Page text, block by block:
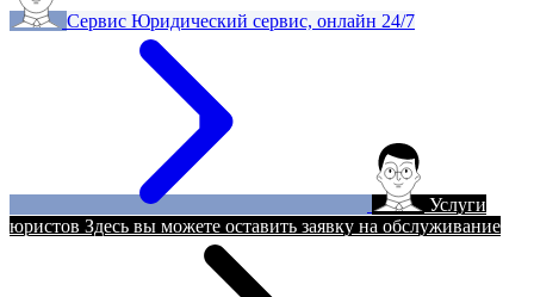
Сервис Юридический сервис, онлайн 24/7
Услуги
юристов Здесь вы можете оставить заявку на обслуживание